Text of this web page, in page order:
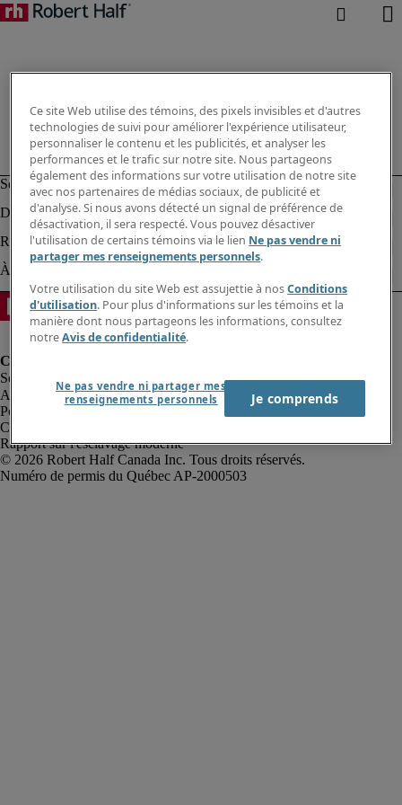
Alerte à la fraude
Politique de confidentialité
Conditions d’utilisation
Rapport sur l'esclavage moderne
Robert Half Canada Inc. Tous droits réservés.
Ce site Web utilise des témoins, des pixels invisibles et d'autres
technologies de suivi pour améliorer l'expérience utilisateur,
personnaliser le contenu et les publicités, et analyser les
performances et le trafic sur notre site. Nous partageons
également des informations sur votre utilisation de notre site
avec nos partenaires de médias sociaux, de publicité et
d'analyse. Si nous avons détecté un signal de préférence de
désactivation, il sera respecté. Vous pouvez désactiver
l'utilisation de certains témoins via le lien Ne pas vendre ni
partager mes renseignements personnels.
Votre utilisation du site Web est assujettie à nosConditions
d'utilisation. Pour plus d'informations sur les témoins et la
manière dont nous partageons les informations, consultez
notreAvis de confidentialité.
Ne pas vendre ni partager mes
renseignements personnels
Je comprends